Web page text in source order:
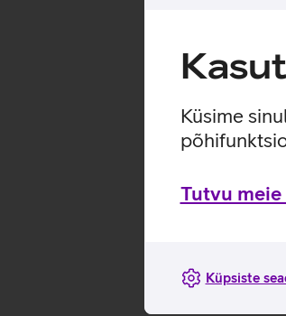
Küsime
Tutvu
Küpsiste